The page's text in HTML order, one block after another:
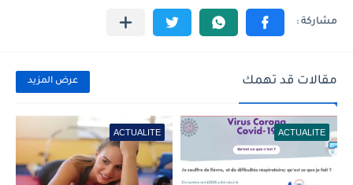
مقالات قد تهمك عرض المزيد
ACTUALITE
ACTUALITE